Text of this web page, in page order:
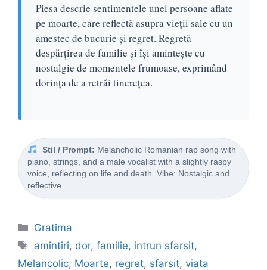
Piesa descrie sentimentele unei persoane aflate
pe moarte, care reflectă asupra vieții sale cu un
amestec de bucurie și regret. Regretă
despărțirea de familie și își amintește cu
nostalgie de momentele frumoase, exprimând
dorința de a retrăi tinerețea.
Stil / Prompt: Melancholic Romanian rap song with
piano, strings, and a male vocalist with a slightly raspy
voice, reflecting on life and death. Vibe: Nostalgic and
reflective.
Categorii
Gratima
Etichete
amintiri, dor,familie, intrun sfarsit,
Melancolic, Moarte, regret, sfarsit, viata